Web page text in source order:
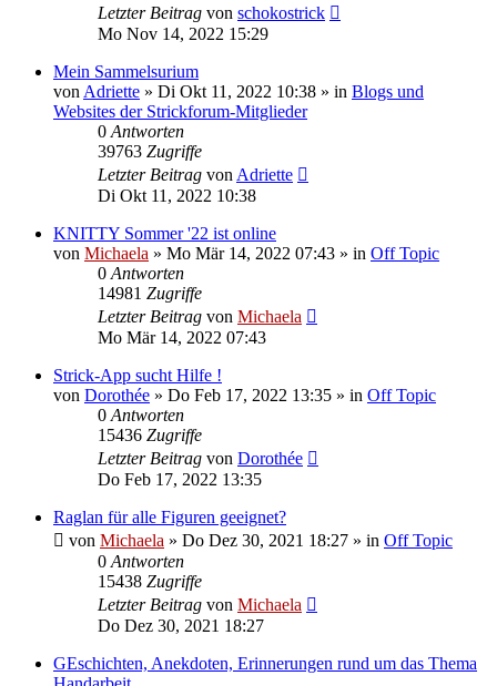
Letzter Beitrag von schokostrick
Mo Nov 14, 2022 15:29
Mein Sammelsurium
von Adriette » Di Okt 11, 2022 10:38 » in Blogs und
Websites der Strickforum-Mitglieder
0 Antworten
39763 Zugriffe
Letzter Beitrag von Adriette
Di Okt 11, 2022 10:38
KNITTY Sommer '22 ist online
von Michaela » Mo Mär 14, 2022 07:43 » in Off Topic
0 Antworten
14981 Zugriffe
Letzter Beitrag von Michaela
Mo Mär 14, 2022 07:43
Strick-App sucht Hilfe !
von Dorothée » Do Feb 17, 2022 13:35 » in Off Topic
0 Antworten
15436 Zugriffe
Letzter Beitrag von Dorothée
Do Feb 17, 2022 13:35
Raglan für alle Figuren geeignet?
von Michaela » Do Dez 30, 2021 18:27 » in Off Topic
0 Antworten
15438 Zugriffe
Letzter Beitrag von Michaela
Do Dez 30, 2021 18:27
GEschichten, Anekdoten, Erinnerungen rund um das Thema